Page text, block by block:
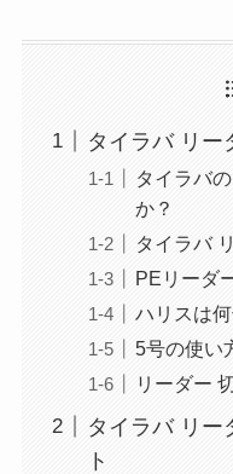
タイラバ リー
タイラバ
か？
タイラバ
PEリーダ
ハリスは
5号の使い
リーダー
タイラバ リー
ト